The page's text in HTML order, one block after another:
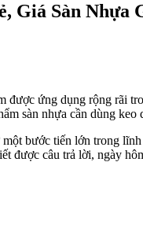
Giá Sàn Nhựa
được ứng dụng rộng rãi
sàn nhựa cần dùng
một bước tiến lớn trong
được câu trả lời, ngày